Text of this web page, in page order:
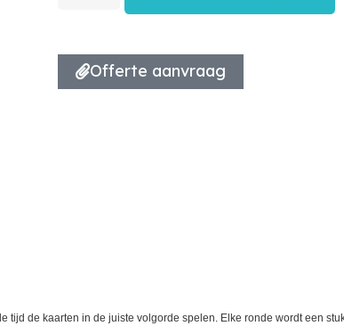
Offerte aanvraag
tijd de kaarten in de juiste volgorde spelen. Elke ronde wordt een